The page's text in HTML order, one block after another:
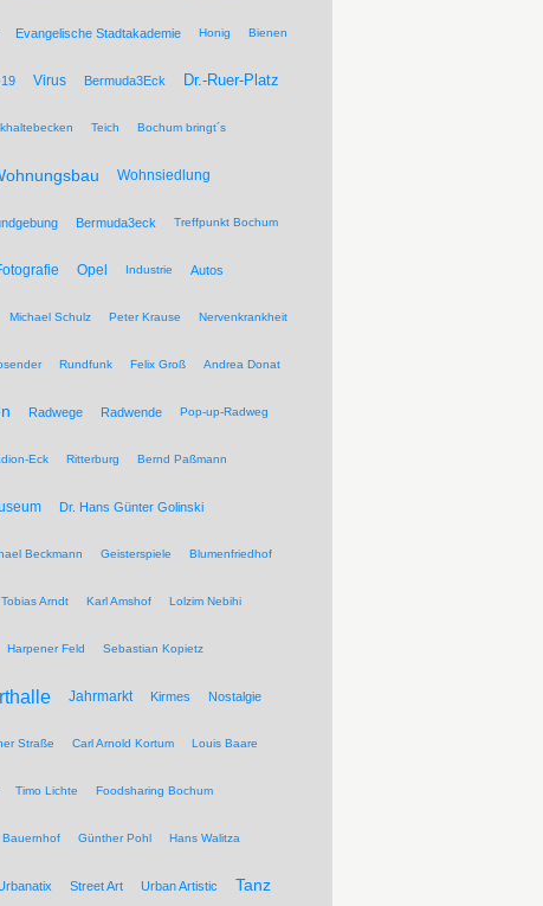
Evangelische Stadtakademie Honig Bienen
Virus Bermuda3Eck Dr.-Ruer-Platz
Teich Bochum bringt´s
Wohnsiedlung
Bermuda3eck Treffpunkt Bochum
Opel Industrie Autos
Michael Schulz Peter Krause Nervenkrankheit
Rundfunk Felix Groß Andrea Donat
Radwege Radwende Pop-up-Radweg
Eck Ritterburg Bernd Paßmann
Dr. Hans Günter Golinski
Beckmann Geisterspiele Blumenfriedhof
Tobias Arndt Karl Amshof Lolzim Nebihi
Harpener Feld Sebastian Kopietz
Jahrmarkt Kirmes Nostalgie
Straße Carl Arnold Kortum Louis Baare
Timo Lichte Foodsharing Bochum
Bauernhof Günther Pohl Hans Walitza
Street Art Urban Artistic Tanz